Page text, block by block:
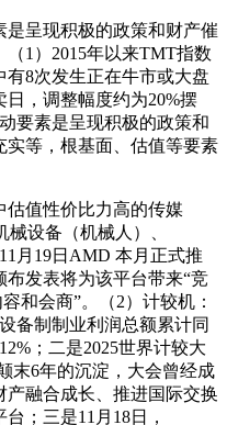
呈现积极的政策和财产催
1）2015年以来TMT指数
8次发生正在牛市或大盘
，调整幅度约为20%摆
要素是呈现积极的政策和
实等，根基面、估值等要素
值性价比力高的传媒
设备（机械人）、
月19日AMD 本月正式推
发表将为该平台带来“竞
和会商”。（2）计较机：
备制制业利润总额累计同
；二是2025世界计较大
末6年的沉淀，大会曾经成
融合成长、推进国际交换
；三是11月18日，